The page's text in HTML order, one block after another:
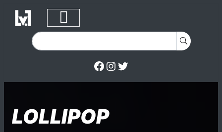
Skip to content
Facebook
Instagram
LOLLIPOP
Posted on
Posted in
Posted in